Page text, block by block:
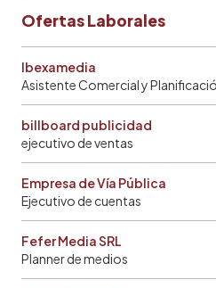
Ofertas Laborales
Ibexamedia
Asistente Comercial y
billboard publicidad
ejecutivo de ventas
Empresa de Vía Pública
Ejecutivo de cuentas
Fefer Media SRL
Planner de medios